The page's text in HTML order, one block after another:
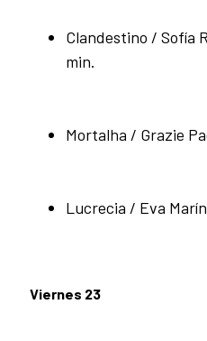
Clandestino / Sofía
min.
Mortalha / Grazie
Lucrecia / Eva
Viernes 23